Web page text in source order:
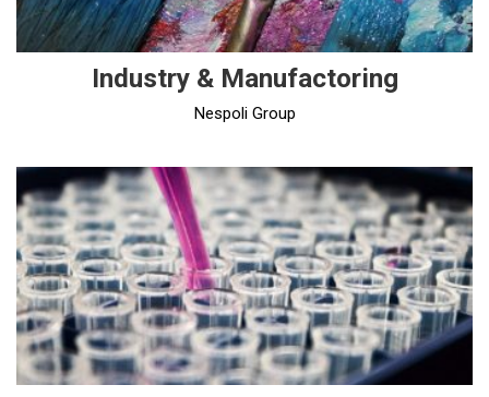
Nespoli Group
Industry & Manufactoring